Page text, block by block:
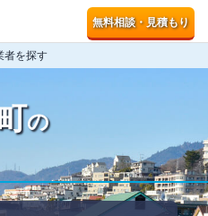
無料相談・見積もり
者を探す
の